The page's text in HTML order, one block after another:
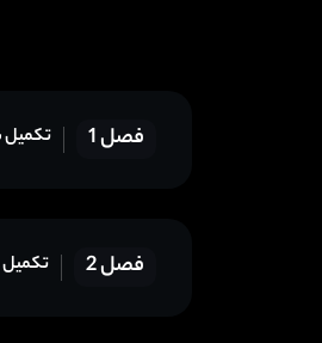
فصل 1
فصل 2